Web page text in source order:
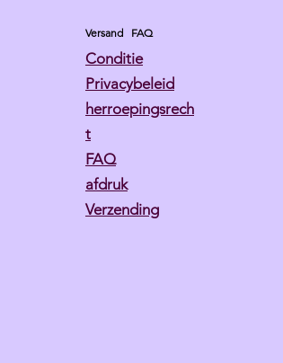
Versand FAQ
Conditie
Privacybeleid
herroepingsrech
t
FAQ
afdruk
Verzending